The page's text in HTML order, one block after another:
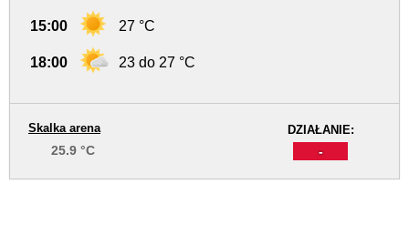
15:00 27 °C
18:00 23 do 27 °C
DZIAŁANIE:
-
Skalka arena
25.9 °C